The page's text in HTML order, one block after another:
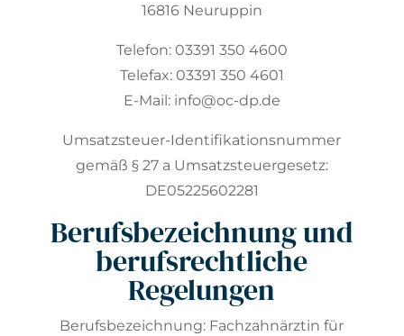
16816 Neuruppin
Telefon: 03391 350 4600
Telefax: 03391 350 4601
E-Mail: info@oc-dp.de
Umsatzsteuer-Identifikationsnummer
gemäß § 27 a Umsatzsteuergesetz:
DE05225602281
Berufsbezeichnung und
berufsrechtliche
Regelungen
Berufsbezeichnung: Fachzahnärztin für